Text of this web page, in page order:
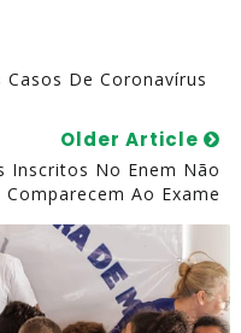
De Coronavírus
Older Article
Inscritos No Enem Não
Comparecem Ao Exame